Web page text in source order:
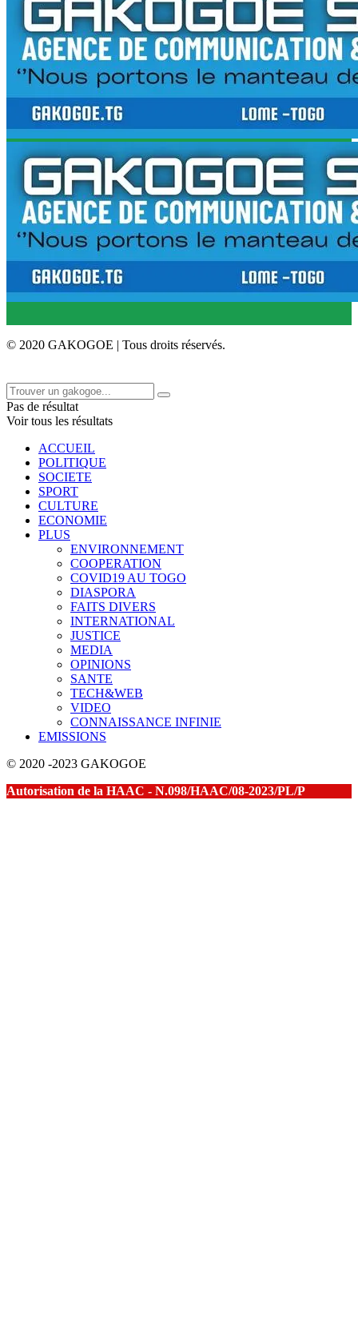
© 2020 GAKOGOE | Tous droits réservés.
Pas de résultat
Voir tous les résultats
ACCUEIL
POLITIQUE
SOCIETE
SPORT
CULTURE
ECONOMIE
PLUS
ENVIRONNEMENT
COOPERATION
COVID19 AU TOGO
DIASPORA
FAITS DIVERS
INTERNATIONAL
JUSTICE
MEDIA
OPINIONS
SANTE
TECH&WEB
VIDEO
CONNAISSANCE INFINIE
EMISSIONS
© 2020 -2023 GAKOGOE
Autorisation de la HAAC - N.098/HAAC/08-2023/PL/P